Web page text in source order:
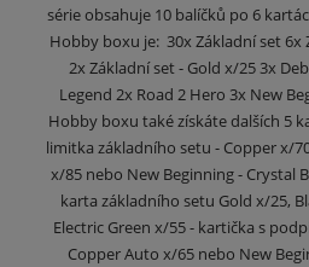
série obsahuje 10 balíčků po 6
Hobby boxu je: 30x Základní set 6x
2x Základní set - Gold x/25 3x
Legend 2x Road 2 Hero 3x New
Hobby boxu také získáte dalších 5
limitka základního setu - Copper x/
x/85 nebo New Beginning - Crystal
karta základního setu Gold x/25,
Electric Green x/55 - kartička s
Copper Auto x/65 nebo New